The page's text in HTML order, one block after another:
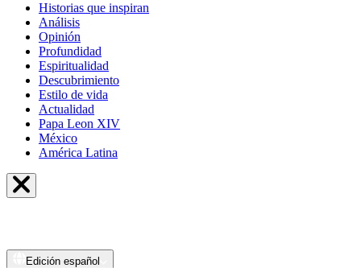
Historias que inspiran
Análisis
Opinión
Profundidad
Espiritualidad
Descubrimiento
Estilo de vida
Actualidad
Papa Leon XIV
México
América Latina
Edición español